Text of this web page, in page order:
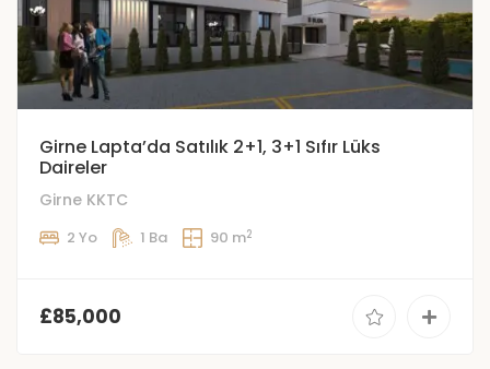
Girne Lapta’da Satılık 2+1, 3+1 Sıfır Lüks
Daireler
Girne KKTC
2 Yo 1 Ba 90 m2
£85,000